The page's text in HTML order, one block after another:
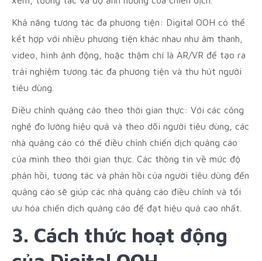
Khả năng tương tác đa phương tiện: Digital OOH có thể
kết hợp với nhiều phương tiện khác nhau như âm thanh,
video, hình ảnh động, hoặc thậm chí là AR/VR để tạo ra
trải nghiệm tương tác đa phương tiện và thu hút người
tiêu dùng.
Điều chỉnh quảng cáo theo thời gian thực: Với các công
nghệ đo lường hiệu quả và theo dõi người tiêu dùng, các
nhà quảng cáo có thể điều chỉnh chiến dịch quảng cáo
của mình theo thời gian thực. Các thông tin về mức độ
phản hồi, tương tác và phản hồi của người tiêu dùng đến
quảng cáo sẽ giúp các nhà quảng cáo điều chỉnh và tối
ưu hóa chiến dịch quảng cáo để đạt hiệu quả cao nhất.
3. Cách thức hoạt động